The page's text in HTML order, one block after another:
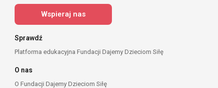
Wspieraj nas
Sprawdź
Platforma edukacyjna Fundacji Dajemy Dzieciom Siłę
O nas
O Fundacji Dajemy Dzieciom Siłę